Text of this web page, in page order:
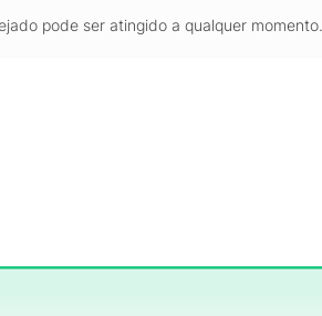
pode ser atingido a qualquer momento.